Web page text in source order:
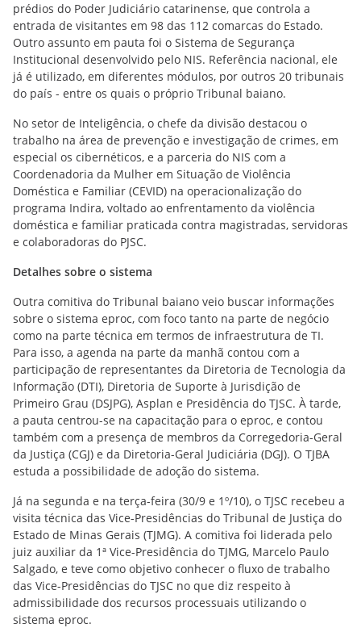
prédios do Poder Judiciário catarinense, que controla a
entrada de visitantes em 98 das 112 comarcas do Estado.
Outro assunto em pauta foi o Sistema de Segurança
Institucional desenvolvido pelo NIS. Referência nacional, ele
já é utilizado, em diferentes módulos, por outros 20 tribunais
do país - entre os quais o próprio Tribunal baiano.
No setor de Inteligência, o chefe da divisão destacou o
trabalho na área de prevenção e investigação de crimes, em
especial os cibernéticos, e a parceria do NIS com a
Coordenadoria da Mulher em Situação de Violência
Doméstica e Familiar (CEVID) na operacionalização do
programa Indira, voltado ao enfrentamento da violência
doméstica e familiar praticada contra magistradas, servidoras
e colaboradoras do PJSC.
Detalhes sobre o sistema
Outra comitiva do Tribunal baiano veio buscar informações
sobre o sistema eproc, com foco tanto na parte de negócio
como na parte técnica em termos de infraestrutura de TI.
Para isso, a agenda na parte da manhã contou com a
participação de representantes da Diretoria de Tecnologia da
Informação (DTI), Diretoria de Suporte à Jurisdição de
Primeiro Grau (DSJPG), Asplan e Presidência do TJSC. À tarde,
a pauta centrou-se na capacitação para o eproc, e contou
também com a presença de membros da Corregedoria-Geral
da Justiça (CGJ) e da Diretoria-Geral Judiciária (DGJ). O TJBA
estuda a possibilidade de adoção do sistema.
Já na segunda e na terça-feira (30/9 e 1º/10), o TJSC recebeu a
visita técnica das Vice-Presidências do Tribunal de Justiça do
Estado de Minas Gerais (TJMG). A comitiva foi liderada pelo
juiz auxiliar da 1ª Vice-Presidência do TJMG, Marcelo Paulo
Salgado, e teve como objetivo conhecer o fluxo de trabalho
das Vice-Presidências do TJSC no que diz respeito à
admissibilidade dos recursos processuais utilizando o
sistema eproc.